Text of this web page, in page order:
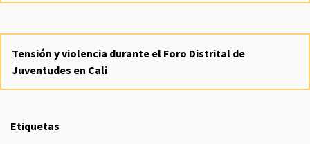
Tensión y violencia durante el Foro Distrital de
Juventudes en Cali
Etiquetas